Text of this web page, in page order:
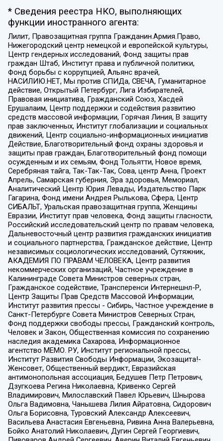
* Сведения реестра НКО, выполняющих
функции иностранного агента:
Лилит, Правозащитная группа Гражданин.Армия.Право,
Нижегородский центр немецкой и европейской культуры,
Центр гендерных исследований, Фонд защиты прав
граждан Штаб, Институт права и публичной политики,
Фонд борьбы с коррупцией, Альянс врачей,
НАСИЛИЮ.НЕТ, Мы против СПИДа, СВЕЧА, Гуманитарное
действие, Открытый Петербург, Лига Избирателей,
Правовая инициатива, Гражданский Союз, Хасдей
Ерушалаим, Центр поддержки и содействия развитию
средств массовой информации, Горячая Линия, В защиту
прав заключенных, Институт глобализации и социальных
движений, Центр социально-информационных инициатив
Действие, Благотворительный фонд охраны здоровья и
защиты прав граждан, Благотворительный фонд помощи
осужденным и их семьям, Фонд Тольятти, Новое время,
Серебряная тайга, Так-Так-Так, Сова, центр Анна, Проект
Апрель, Самарская губерния, Эра здоровья, Мемориал,
Аналитический Центр Юрия Левады, Издательство Парк
Гагарина, Фонд имени Андрея Рылькова, Сфера, Центр
СИБАЛЬТ, Уральская правозащитная группа, Женщины
Евразии, Институт прав человека, Фонд защиты гласности,
Российский исследовательский центр по правам человека,
Дальневосточный центр развития гражданских инициатив
и социального партнерства, Гражданское действие, Центр
независимых социологических исследований, Сутяжник,
АКАДЕМИЯ ПО ПРАВАМ ЧЕЛОВЕКА, Центр развития
некоммерческих организаций, Частное учреждение в
Калининграде Совета Министров северных стран,
Гражданское содействие, Трансперенси Интернешнл-Р,
Центр Защиты Прав Средств Массовой Информации,
Институт развития прессы - Сибирь, Частное учреждение в
Санкт-Петербурге Совета Министров Северных Стран,
Фонд поддержки свободы прессы, Гражданский контроль,
Человек и Закон, Общественная комиссия по сохранению
наследия академика Сахарова, Информационное
агентство МЕМО. РУ, Институт региональной прессы,
Институт Развития Свободы Информации, Экозащита!-
Женсовет, Общественный вердикт, Евразийская
антимонопольная ассоциация, Бедушев Петр Петрович,
Дзугкоева Регина Николаевна, Кривенко Сергей
Владимирович, Милославский Павел Юрьевич, Шнырова
Ольга Вадимовна, Чанышева Лилия Айратовна, Сидорович
Ольга Борисовна, Туровский Александр Алексеевич,
Васильева Анастасия Евгеньевна, Ривина Анна Валерьевна,
Бойко Анатолий Николаевич, Дугин Сергей Георгиевич,